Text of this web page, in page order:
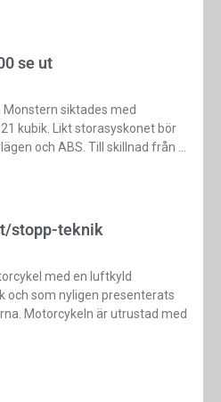
se ut
Monstern siktades med
kubik. Likt storasyskonet bör
och ABS. Till skillnad från
stopp-teknik
med en luftkyld
och som nyligen presenterats
Motorcykeln är utrustad med